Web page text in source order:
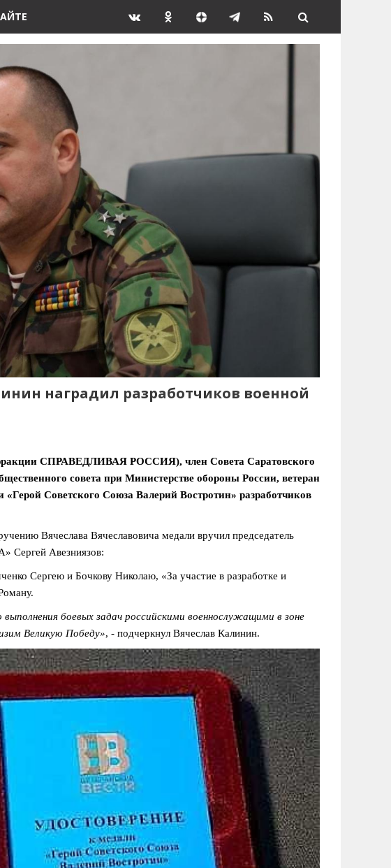
наградил разработчиков военной
СПРАВЕДЛИВАЯ РОССИЯ), член Совета Саратовского
совета при Министерстве обороны России, ветеран
Советского Союза Валерий Востротин» разработчиков
Вячеслава Вячеславовича медали вручил председатель
Сергей Авезниязов:
Сергею и Бочкову Николаю, «За участие в разработке и
боевых задач российскими военнослужащими в зоне
Великую Победу», - подчеркнул Вячеслав Калинин.